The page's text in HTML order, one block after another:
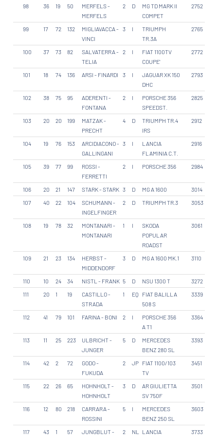
98 36 19 50
MERFELS -
MERFELS
2 D
MG TD MARK II
COMPET
2752
99 17 72 132
MIGLIAVACCA -
VINCI
3 I
TRIUMPH
TR.3A
2765
100 37 73 82
SALVATERRA -
TELIA
2 I
FIAT 1100TV
COUPE'
2772
101 18 74 136 ARSI - FINARDI 3 I
JAGUAR XK 150
DHC
2793
102 38 75 95
ADERENTI -
FONTANA
2 I
PORSCHE 356
SPEEDST.
2825
103 20 20 199
MATZAK -
PRECHT
4 D
TRIUMPH TR.4
IRS
2912
104 19 76 153
ARCIDIACONO -
GALLINGANI
3 I
LANCIA
FLAMINIA C.T.
2916
105 39 77 99
ROSSI -
FERRETTI
2 I PORSCHE 356 2984
106 20 21 147 STARK - STARK 3 D MG A 1600
3014
107
40 22 104
SCHUMANN -
INGELFINGER
2 D TRIUMPH TR.3 3053
108 19 78 32
MONTANARI -
MONTANARI
1 I
SKODA
POPULAR
ROADST
3061
109 21 23 134
HERBST -
MIDDENDORF
3 D MG A 1600 MK.1 3110
110 10 24 34 NISTL - FRANK 5 D NSU 1300 T
3272
111
20 1 19
CASTILLO -
STRADA
1 EQ FIAT BALILLA
508 S
3339
112 41 79 101 FARINA - BONI 2 I
PORSCHE 356
A T1
3364
113 11 25 223
ULBRICHT -
JUNGER
5 D
MERCEDES
BENZ 280 SL
3393
114 42 2 72
GODO -
FUKUDA
2 JP FIAT 1100/103
TV
3451
115 22 26 65
HOHNHOLT -
HOHNHOLT
3 D
AR GIULIETTA
SV 750F
3501
116 12 80 218
CARRARA -
ROSSINI
5 I
MERCEDES
BENZ 250 SL
3603
117 43 1 57 JUNGBLUT - 2 NL LANCIA 3733